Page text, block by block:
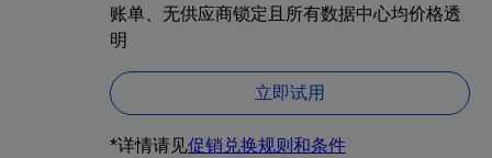
账单、无供应商锁定且所有数据中心均价格透
明
立即试用
*详情请见促销兑换规则和条件